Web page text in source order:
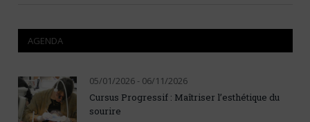
AGENDA
05/01/2026 - 06/11/2026
Cursus Progressif : Maîtriser l’esthétique du
sourire